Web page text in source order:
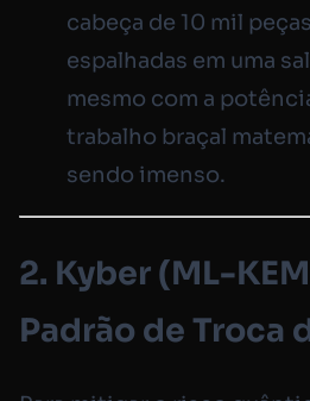
cabeça de 10 mil
espalhadas em uma
mesmo com a
trabalho braçal
sendo imenso.
2. Kyber (ML-
Padrão de Troca